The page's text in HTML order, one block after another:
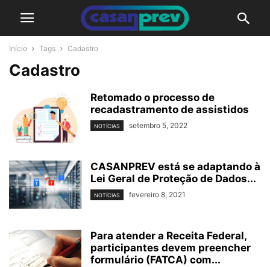
Início Tags Cadastro
Cadastro
Retomado o processo de
recadastramento de assistidos
NOTÍCIAS setembro 5, 2022
CASANPREV está se adaptando à
Lei Geral de Proteção de Dados...
NOTÍCIAS fevereiro 8, 2021
Para atender a Receita Federal,
participantes devem preencher
formulário (FATCA) com...